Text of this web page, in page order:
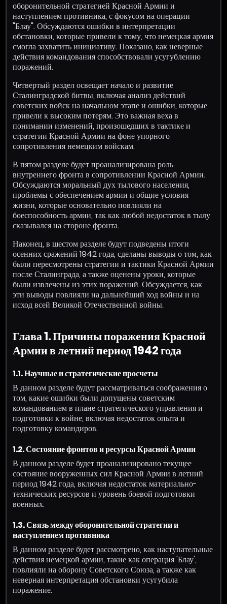
оборонительной стратегией Красной Армии и
наступлением противника, с фокусом на операции
"Блау". Обсуждаются ошибки в интерпретации
обстановки, которые привели к тому, что немецкая армия
смогла захватить инициативу. Показано, как неверные
действия командования способствовали усугублению
поражений.
Четвертый раздел освещает начало и развитие
Сталинградской битвы, включая анализ действий
советских войск на начальном этапе и ошибки, которые
привели к высоким потерям. Это важная веха в
понимании изменений, произошедших в тактике и
стратегии Красной Армии на фоне упорного
сопротивления немецким войскам.
В пятом разделе будет проанализирована роль
внутреннего фронта в сопротивлении Красной Армии.
Обсуждаются моральный дух тылового населения,
проблемы с обеспечением армии и общие условия
жизни, которые основательно повлияли на
боеспособность армии, так как любой недостаток в тылу
сказывался на стороне фронта.
Наконец, в шестом разделе будут подведены итоги
осенних сражений 1942 года, сделаны выводы о том, как
были пересмотрены стратегии и тактики Красной Армии
после Сталинграда, а также оценены уроки, которые
были извлечены из этих поражений. Обсуждается, как
эти выводы повлияли на дальнейший ход войны и на
исход всей Великой Отечественной войны.
Глава 1. Причины поражения Красной
Армии в летний период 1942 года
1.1. Научные и стратегические просчеты
В данном разделе будут рассматриваться соображения о
том, какие ошибки были допущены советским
командованием в плане стратегического управления и
подготовки к войне, включая недостаток опыта и
подготовку командиров.
1.2. Состояние фронтов и ресурсы Красной Армии
В данном разделе будет проанализировано текущее
состояние вооруженных сил Красной Армии в летний
период 1942 года, включая недостаток материально-
технических ресурсов и уровень боевой подготовки
военных.
1.3. Связь между оборонительной стратегии и
наступлением противника
В данном разделе будет рассмотрено, как наступательные
действия немецкой армии, такие как операция 'Блау',
повлияли на оборону Советского Союза, а также как
неверная интерпретация обстановки усугубила
поражение.